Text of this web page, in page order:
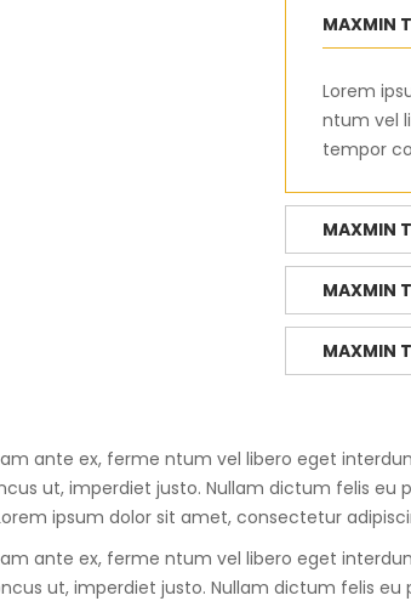
MAXMIN
Lorem
ntum vel
tempor
MAXMIN
MAXMIN
MAXMIN
ante ex, ferme ntum vel libero eget
ut, imperdiet justo. Nullam dictum felis
ipsum dolor sit amet, consectetur
ante ex, ferme ntum vel libero eget
ut, imperdiet justo. Nullam dictum felis